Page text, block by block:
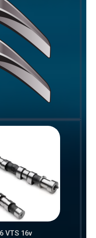
VTS 16v